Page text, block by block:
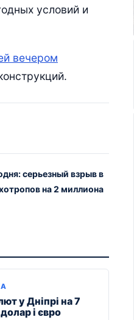
условий и
вечером
серьезный взрыв в
на 2 миллиона
у Дніпрі на 7
і євро